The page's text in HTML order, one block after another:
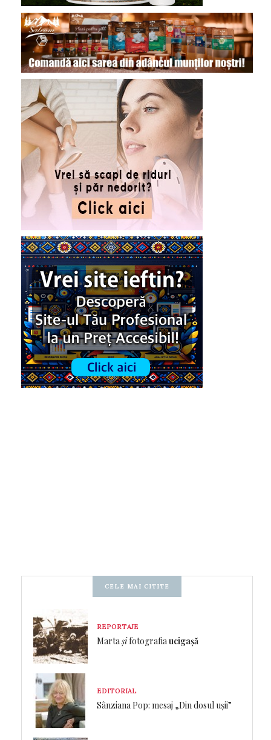
CELE MAI CITITE
REPORTAJE
Martașifotografia ucigașă
EDITORIAL
Sânziana Pop: mesaj „Din dosul ușii”